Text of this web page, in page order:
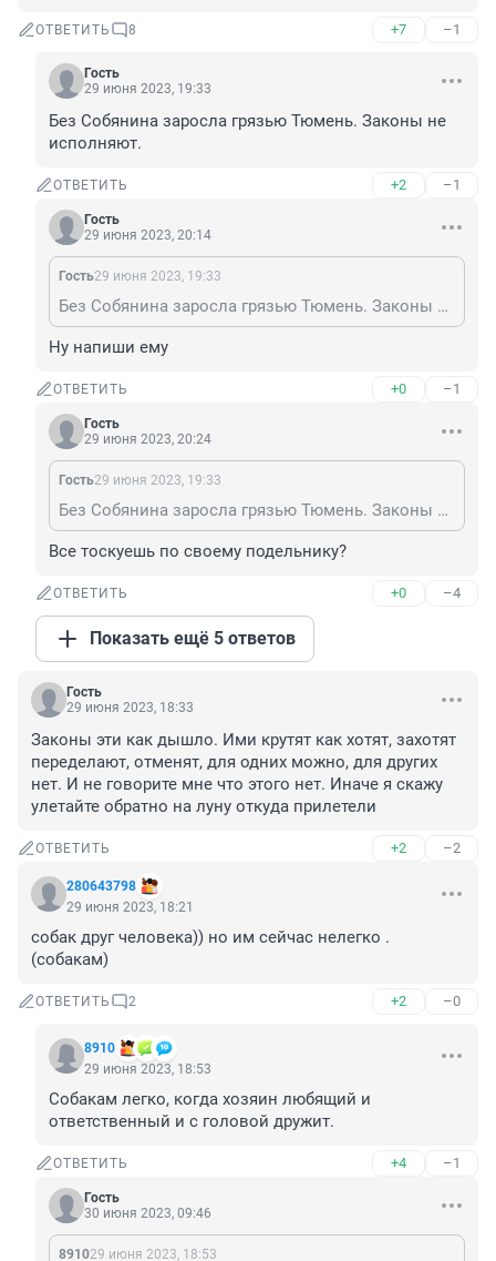
ОТВЕТИТЬ 8 +7 –1
Гость
29 июня 2023, 19:33
Без Собянина заросла грязью Тюмень. Законы не
исполняют.
ОТВЕТИТЬ +2 –1
Гость
29 июня 2023, 20:14
Гость29 июня 2023, 19:33
Без Собянина заросла грязью Тюмень. Законы не исполняют.
Ну напиши ему
ОТВЕТИТЬ +0 –1
Гость
29 июня 2023, 20:24
Гость29 июня 2023, 19:33
Без Собянина заросла грязью Тюмень. Законы не исполняют.
Все тоскуешь по своему подельнику?
ОТВЕТИТЬ +0 –4
Показать ещё 5 ответов
Гость
29 июня 2023, 18:33
Законы эти как дышло. Ими крутят как хотят, захотят
переделают, отменят, для одних можно, для других
нет. И не говорите мне что этого нет. Иначе я скажу
улетайте обратно на луну откуда прилетели
ОТВЕТИТЬ +2 –2
280643798
29 июня 2023, 18:21
собак друг человека)) но им сейчас нелегко .
(собакам)
ОТВЕТИТЬ 2 +2 –0
8910
29 июня 2023, 18:53
Собакам легко, когда хозяин любящий и
ответственный и с головой дружит.
ОТВЕТИТЬ +4 –1
Гость
30 июня 2023, 09:46
891029 июня 2023, 18:53